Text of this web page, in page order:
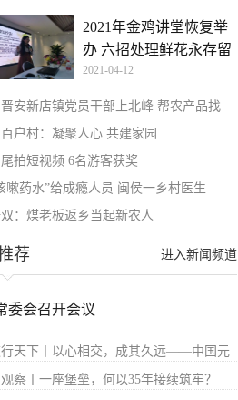
2021年金鸡讲堂恢复举
办 六招处理鲜花永存留
2021-04-12
安新店镇党员干部上北峰 帮农产品找
户村：凝聚人心 共建家园
拍短视频 6名游客获奖
嗽药水”给成瘾人员 闽侯一乡村医生
：煤老板返乡当起新农人
进入新闻频道
荐
委会召开会议
行天下丨以心相交，成其久远——中国元
察丨一座堡垒，何以35年接续筑牢？